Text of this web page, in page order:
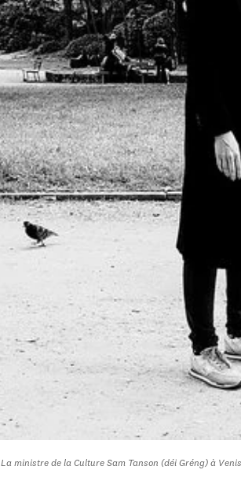
La ministre de la Culture Sam Tanson (déi Gréng) à